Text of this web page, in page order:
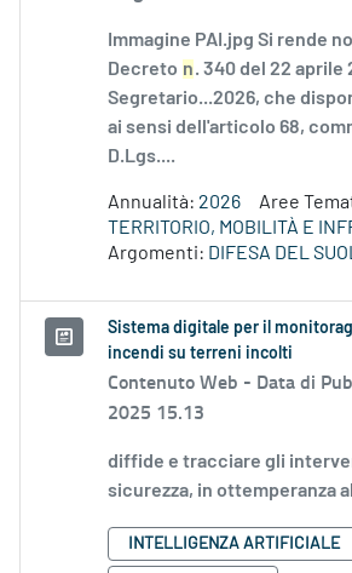
Immagine PAI.jpg Si rende
Decreto n. 340 del 22 aprile
Segretario...2026, che
ai sensi dell'articolo 68,
D.Lgs....
Annualità: 2026
Aree
TERRITORIO, MOBILITÀ E
Argomenti: DIFESA DEL
Sistema digitale per il
incendi su terreni incolti
Contenuto Web - Data di
2025 15.13
diffide e tracciare gli
sicurezza, in ottemperanza
INTELLIGENZA ARTIFICIALE